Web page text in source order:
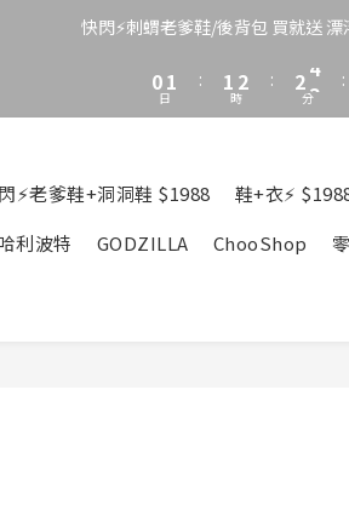
快閃⚡刺蝟老爹鞋/後背包 買就送
2
0
3
1
0
日
:
3
1
0
4
2
1
時
:
4
2
1
5
3
2
分
:
⚡老爹鞋+洞洞鞋 $1988 鞋+衣⚡
利波特
GODZILLA ChooShop